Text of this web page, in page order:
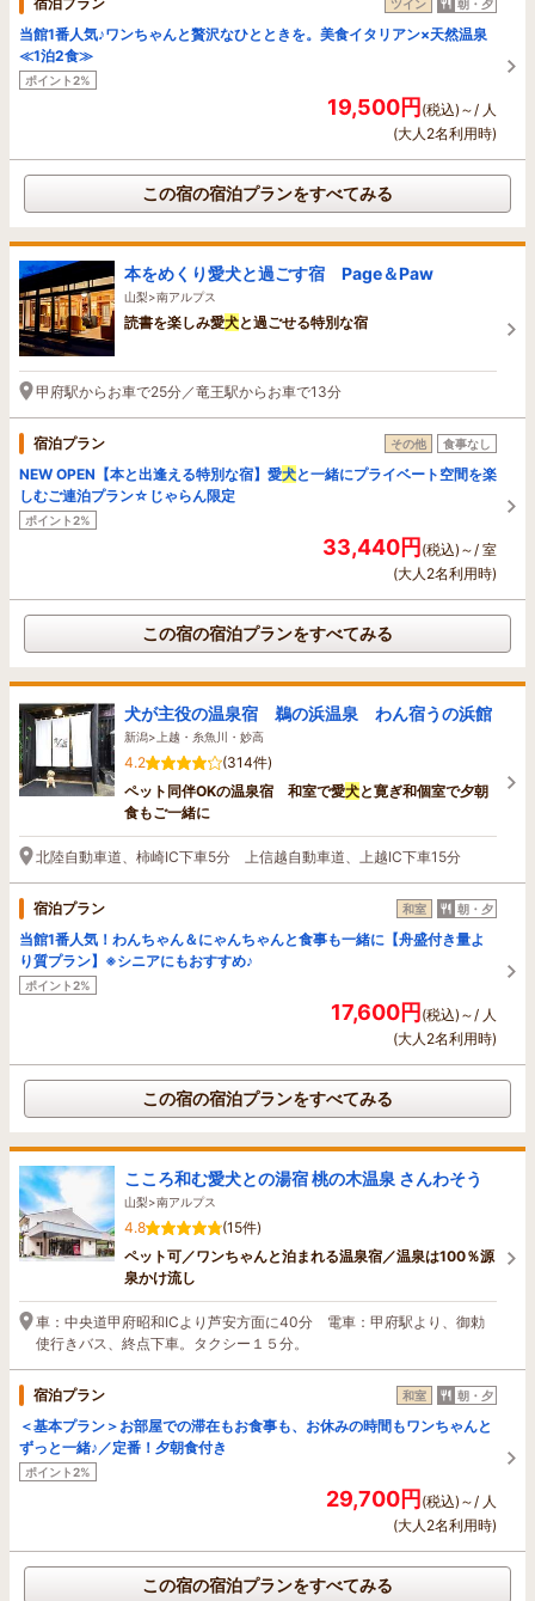
ツイン 朝・夕
当館1番人気♪ワンちゃんと贅沢なひとときを。美食イタリアン×天然温泉
≪1泊2食≫
ポイント2%
19,500円(税込)～/ 人
(大人2名利用時)
この宿の宿泊プランをすべてみる
本をめくり愛犬と過ごす宿 Page＆Paw
山梨>南アルプス
読書を楽しみ愛犬と過ごせる特別な宿
甲府駅からお車で25分／竜王駅からお車で13分
宿泊プラン その他 食事なし
NEW OPEN【本と出逢える特別な宿】愛犬と一緒にプライベート空間を楽
しむご連泊プラン☆じゃらん限定
ポイント2%
33,440円(税込)～/ 室
(大人2名利用時)
この宿の宿泊プランをすべてみる
犬が主役の温泉宿 鵜の浜温泉 わん宿うの浜館
新潟>上越・糸魚川・妙高
4.2
(314件)
ペット同伴OKの温泉宿 和室で愛犬と寛ぎ和個室で夕朝
食もご一緒に
北陸自動車道、柿崎IC下車5分 上信越自動車道、上越IC下車15分
宿泊プラン 和室 朝・夕
当館1番人気！わんちゃん＆にゃんちゃんと食事も一緒に【舟盛付き量よ
り質プラン】※シニアにもおすすめ♪
ポイント2%
17,600円(税込)～/ 人
(大人2名利用時)
この宿の宿泊プランをすべてみる
こころ和む愛犬との湯宿 桃の木温泉 さんわそう
山梨>南アルプス
4.8
(15件)
ペット可／ワンちゃんと泊まれる温泉宿／温泉は100％源
泉かけ流し
車：中央道甲府昭和ICより芦安方面に40分 電車：甲府駅より、御勅
使行きバス、終点下車。タクシー１５分。
宿泊プラン 和室 朝・夕
＜基本プラン＞お部屋での滞在もお食事も、お休みの時間もワンちゃんと
ずっと一緒♪／定番！夕朝食付き
ポイント2%
29,700円(税込)～/ 人
(大人2名利用時)
この宿の宿泊プランをすべてみる